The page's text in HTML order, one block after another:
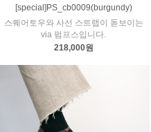
[special]PS_cb0009(burgundy)
스퀘어토우와 사선 스트랩이 돋보이는
via 펌프스입니다.
218,000원